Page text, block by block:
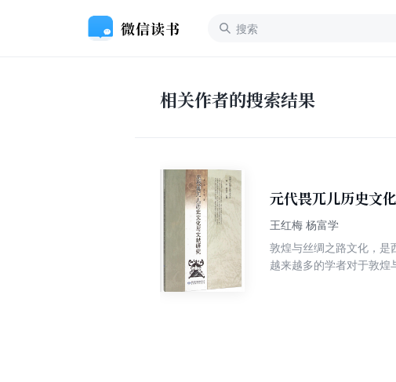
相关作者的搜索结果
元代畏兀儿历史文
王红梅 杨富学
敦煌与丝绸之路文化，是
越来越多的学者对于敦煌